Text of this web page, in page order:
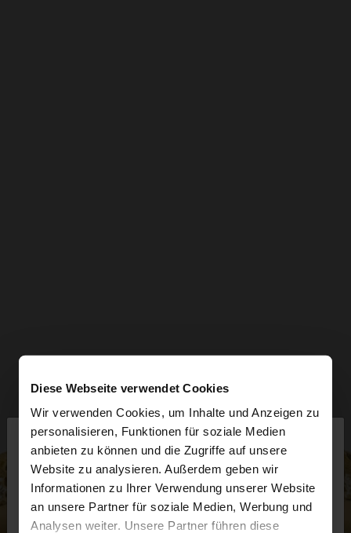
Diese Webseite verwendet Cookies
Wir verwenden Cookies, um Inhalte und Anzeigen zu
personalisieren, Funktionen für soziale Medien
anbieten zu können und die Zugriffe auf unsere
Website zu analysieren. Außerdem geben wir
Informationen zu Ihrer Verwendung unserer Website
an unsere Partner für soziale Medien, Werbung und
Analysen weiter. Unsere Partner führen diese
hallo
Sie greifen von Schweiz auf die Website zu.
Möchten Sie unsere United States Website